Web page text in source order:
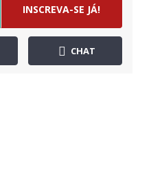
INSCREVA-SE JÁ!
CHAT